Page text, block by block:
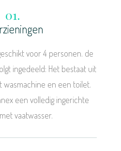
01.
voor 4 personen. de
ingedeeld: Het bestaat uit
wasmachine en een toilet.
een volledig ingerichte
vaatwasser.